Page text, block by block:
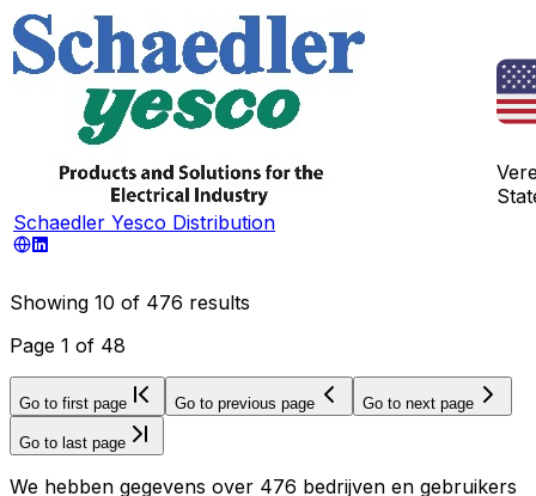
Schaedler Yesco Distribution
Showing 10 of 476 results
Page 1 of 48
Go to first page Go to previous page Go to next page
Go to last page
We hebben gegevens over 476 bedrijven en gebruikers